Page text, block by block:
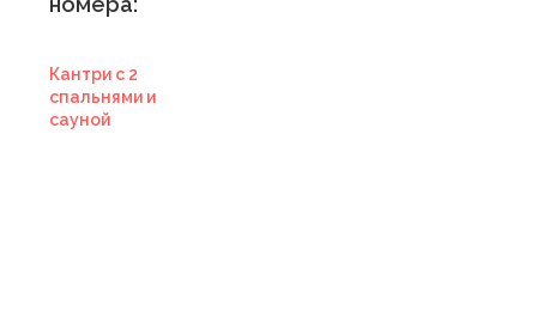
Кантри с 2
спальнями и
сауной